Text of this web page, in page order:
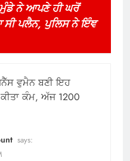
ਮੁੰਡੇ ਨੇ ਆਪਣੇ ਹੀ ਘਰੋਂ
ਸੀ ਪਲੈਨ, ਪੁਲਿਸ ਨੇ ਇੰਞ
ਵੁਮੈਨ ਬਣੀ ਇਹ
ਕੰਮ, ਅੱਜ 1200
says: